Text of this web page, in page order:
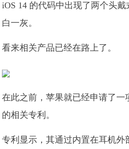
iOS 14 的代码中出现了两个头
白一灰。
看来相关产品已经在路上了。
在此之前，苹果就已经申请了一
的相关专利。
专利显示，其通过内置在耳机外